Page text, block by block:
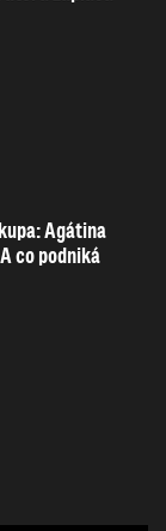
Agátina
co podniká